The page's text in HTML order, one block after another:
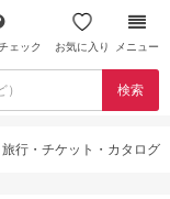
ェック お気に入り メニュー
検索
旅行・チケット・カタログ